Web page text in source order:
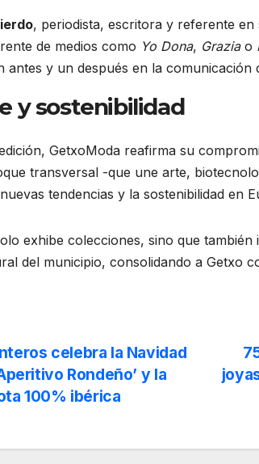
, periodista, escritora y referente
de medios como Yo Dona, Graziao
antes y un después en la comunicación
y sostenibilidad
GetxoModa reafirma su
transversal -que une arte,
tendencias y la sostenibilidad en
exhibe colecciones, sino que
del municipio, consolidando a Getxo
celebra la Navidad
Rondeño’ y la
100% ibérica